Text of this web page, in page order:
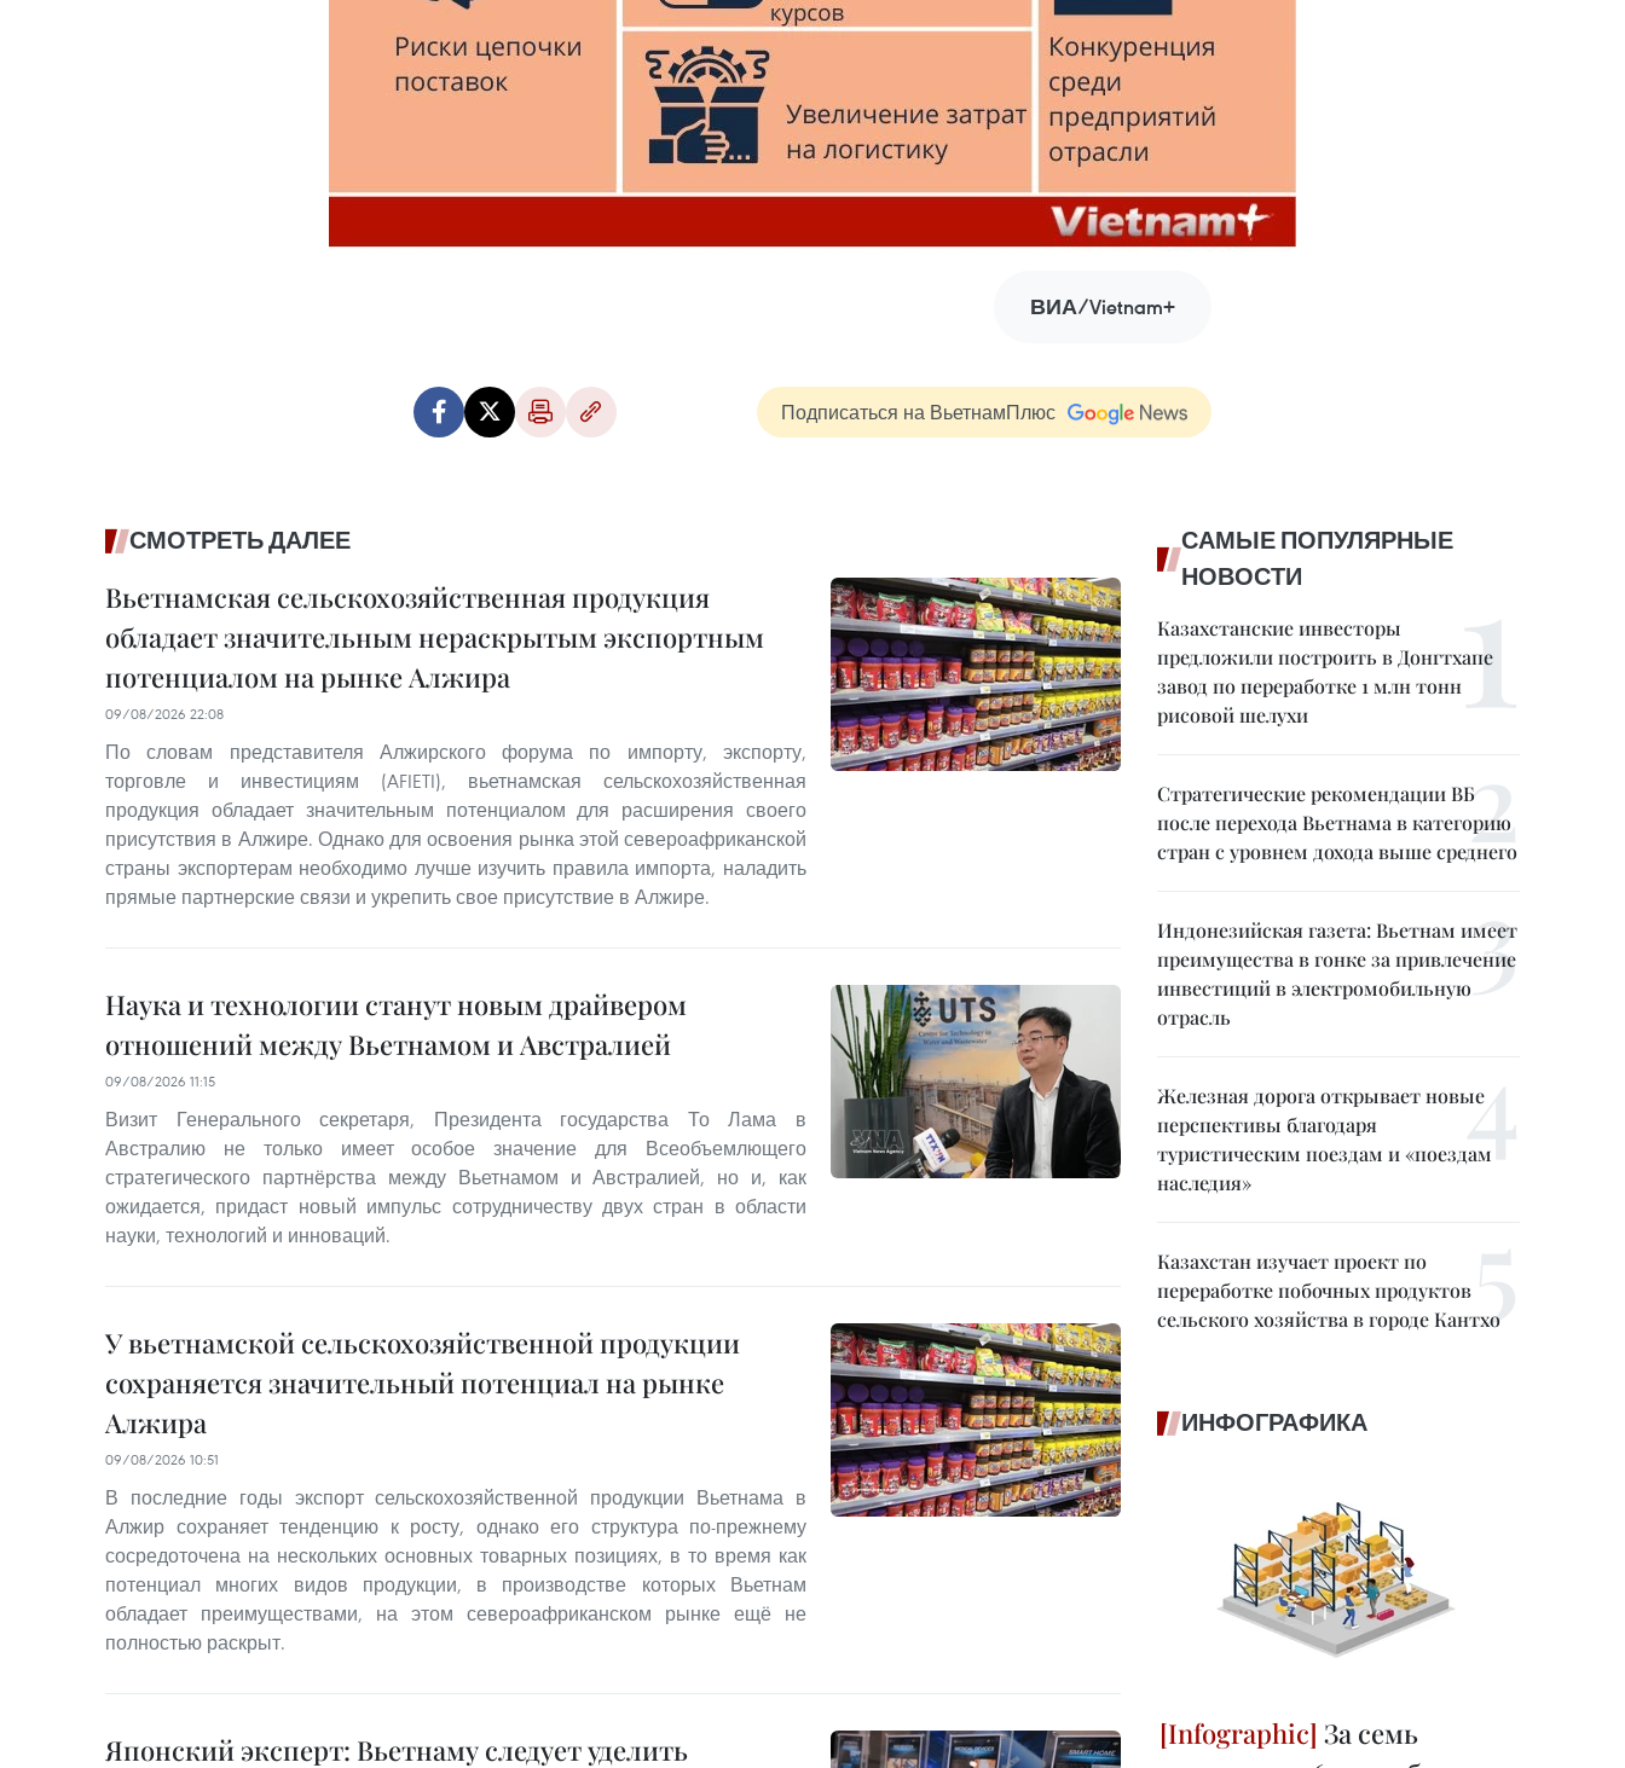
ВИА/Vietnam+
Подписаться на ВьетнамПлюс
СМОТРЕТЬ ДАЛЕЕ
Вьетнамская сельскохозяйственная продукция
обладает значительным нераскрытым экспортным
потенциалом на рынке Алжира
09/08/2026 22:08
По словам представителя Алжирского форума по импорту, экспорту,
торговле и инвестициям (AFIETI), вьетнамская сельскохозяйственная
продукция обладает значительным потенциалом для расширения своего
присутствия в Алжире. Однако для освоения рынка этой североафриканской
страны экспортерам необходимо лучше изучить правила импорта, наладить
прямые партнерские связи и укрепить свое присутствие в Алжире.
Наука и технологии станут новым драйвером
отношений между Вьетнамом и Австралией
09/08/2026 11:15
Визит Генерального секретаря, Президента государства То Лама в
Австралию не только имеет особое значение для Всеобъемлющего
стратегического партнёрства между Вьетнамом и Австралией, но и, как
ожидается, придаст новый импульс сотрудничеству двух стран в области
науки, технологий и инноваций.
У вьетнамской сельскохозяйственной продукции
сохраняется значительный потенциал на рынке
Алжира
09/08/2026 10:51
В последние годы экспорт сельскохозяйственной продукции Вьетнама в
Алжир сохраняет тенденцию к росту, однако его структура по-прежнему
сосредоточена на нескольких основных товарных позициях, в то время как
потенциал многих видов продукции, в производстве которых Вьетнам
обладает преимуществами, на этом североафриканском рынке ещё не
полностью раскрыт.
Японский эксперт: Вьетнаму следует уделить
САМЫЕ ПОПУЛЯРНЫЕ
НОВОСТИ
Казахстанские инвесторы
предложили построить в Донгтхапе
завод по переработке 1 млн тонн
рисовой шелухи
Стратегические рекомендации ВБ
после перехода Вьетнама в категорию
стран с уровнем дохода выше среднего
Индонезийская газета: Вьетнам имеет
преимущества в гонке за привлечение
инвестиций в электромобильную
отрасль
Железная дорога открывает новые
перспективы благодаря
туристическим поездам и «поездам
наследия»
Казахстан изучает проект по
переработке побочных продуктов
сельского хозяйства в городе Кантхо
ИНФОГРАФИКА
За семь